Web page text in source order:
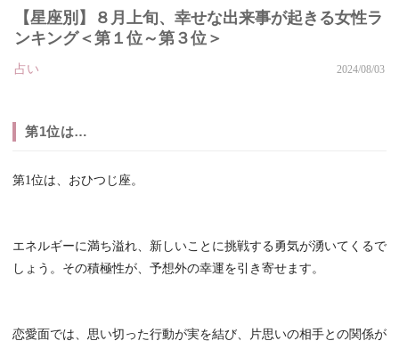
【星座別】８月上旬、幸せな出来事が起きる女性ラ
ンキング＜第１位～第３位＞
占い 2024/08/03
第1位は…
第1位は、おひつじ座。
エネルギーに満ち溢れ、新しいことに挑戦する勇気が湧いてくるで
しょう。その積極性が、予想外の幸運を引き寄せます。
恋愛面では、思い切った行動が実を結び、片思いの相手との関係が